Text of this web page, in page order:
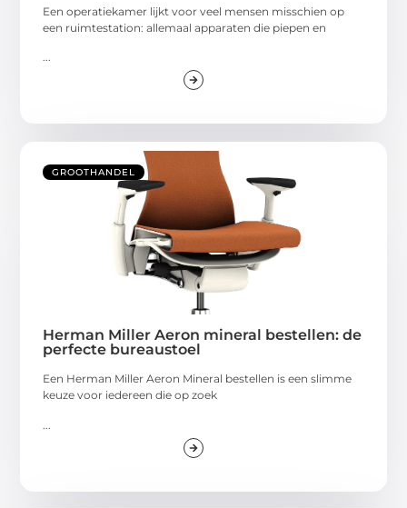
Een operatiekamer lijkt voor veel mensen misschien op
een ruimtestation: allemaal apparaten die piepen en
...
GROOTHANDEL
Herman Miller Aeron mineral bestellen: de
perfecte bureaustoel
Een Herman Miller Aeron Mineral bestellen is een slimme
keuze voor iedereen die op zoek